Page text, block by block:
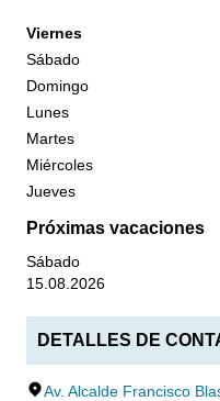
Viernes
Sábado
Domingo
Lunes
Martes
Miércoles
Jueves
Próximas vacaciones
Sábado
15.08.2026
DETALLES DE
Av. Alcalde Francisco